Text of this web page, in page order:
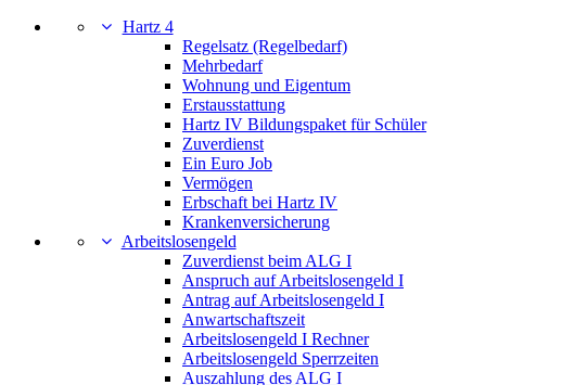
Hartz 4
Regelsatz (Regelbedarf)
Mehrbedarf
Wohnung und Eigentum
Erstausstattung
Hartz IV Bildungspaket für Schüler
Zuverdienst
Ein Euro Job
Vermögen
Erbschaft bei Hartz IV
Krankenversicherung
Arbeitslosengeld
Zuverdienst beim ALG I
Anspruch auf Arbeitslosengeld I
Antrag auf Arbeitslosengeld I
Anwartschaftszeit
Arbeitslosengeld I Rechner
Arbeitslosengeld Sperrzeiten
Auszahlung des ALG I